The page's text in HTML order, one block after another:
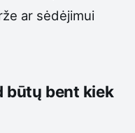
ar sėdėjimui
būtų bent kiek